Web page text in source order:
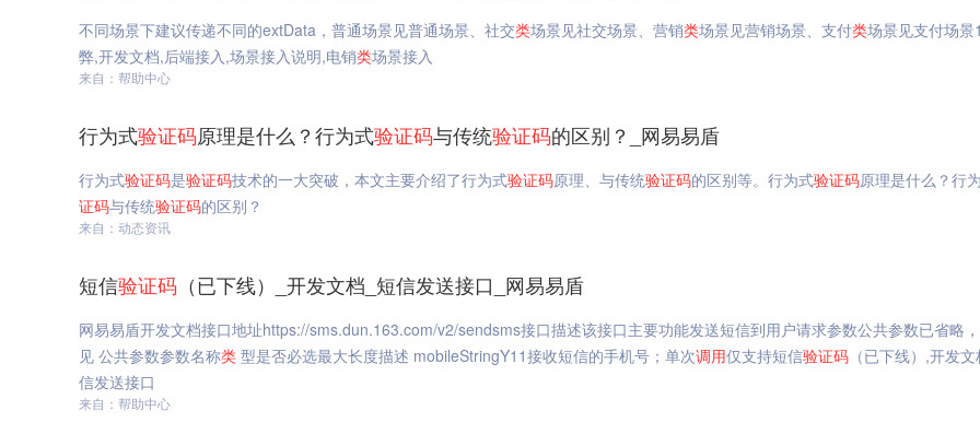
不同场景下建议传递不同的extData，普通场景见普通场景、社交类场景见社交场景、营销类场景见营销场景、支付类场景见支付场景
弊,开发文档,后端接入,场景接入说明,电销类场景接入
来自：帮助中心
行为式验证码原理是什么？行为式验证码与传统验证码的区别？_网易易盾
行为式验证码是验证码技术的一大突破，本文主要介绍了行为式验证码原理、与传统验证码的区别等。行为式验证码原理是什么？行
证码与传统验证码的区别？
来自：动态资讯
短信验证码 （已下线）_开发文档_短信发送接口_网易易盾
网易易盾开发文档接口地址https://sms.dun.163.com/v2/sendsms接口描述该接口主要功能发送短信到用户请求参数公共参数已省略
见 公共参数参数名称类 型是否必选最大长度描述 mobileStringY11接收短信的手机号；单次调用仅支持短信验证码 （已下线）,开发
信发送接口
来自：帮助中心